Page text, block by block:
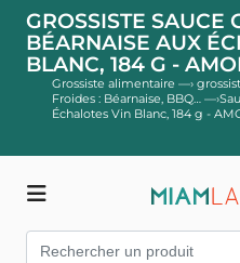
GROSSISTE SAUCE
BÉARNAISE AUX
BLANC, 184 G -
Grossiste alimentaire —›
Froides : Béarnaise, BBQ… —›
Échalotes Vin Blanc, 184 g -
Boutique